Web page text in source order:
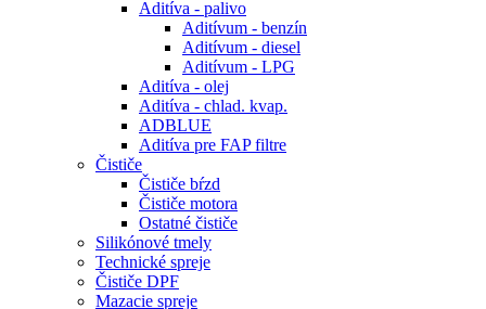
Aditíva - palivo
Aditívum - benzín
Aditívum - diesel
Aditívum - LPG
Aditíva - olej
Aditíva - chlad. kvap.
ADBLUE
Aditíva pre FAP filtre
Čističe
Čističe bŕzd
Čističe motora
Ostatné čističe
Silikónové tmely
Technické spreje
Čističe DPF
Mazacie spreje